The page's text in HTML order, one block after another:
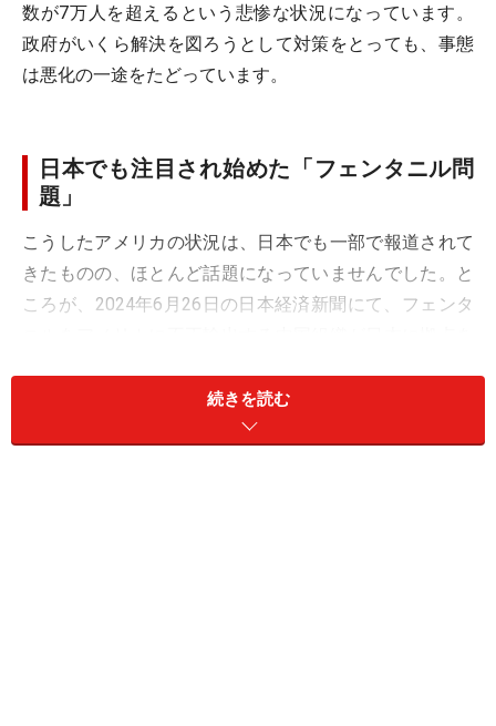
数が7万人を超えるという悲惨な状況になっています。
政府がいくら解決を図ろうとして対策をとっても、事態
は悪化の一途をたどっています。
日本でも注目され始めた「フェンタニル問
題」
こうしたアメリカの状況は、日本でも一部で報道されて
きたものの、ほとんど話題になっていませんでした。と
ころが、2024年6月26日の日本経済新聞にて、フェンタ
火事ではない」と感じたのか、多くのメディアが急にこ
の問題を取り上げるようになりました。
続きを読む